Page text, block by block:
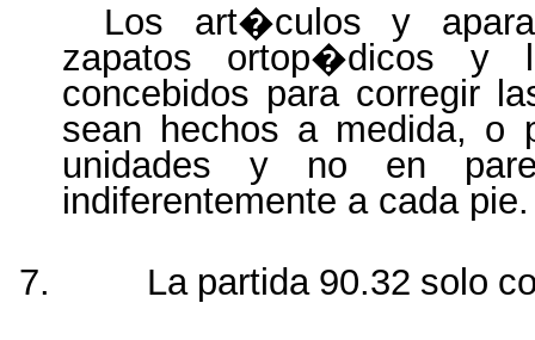
Los art�culos y
zapatos ortop�dicos y
concebidos para corregir
sean hechos a medida, o
unidades y no en
indiferentemente a cada pie.
7.
La partida 90.32 solo